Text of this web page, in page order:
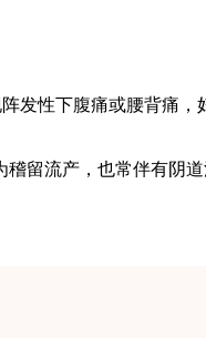
发性下腹痛或腰背痛
留流产，也常伴有阴